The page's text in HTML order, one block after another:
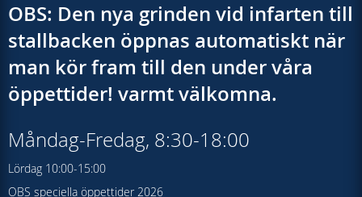
OBS: Den nya grinden vid infarten till
stallbacken öppnas automatiskt när
man kör fram till den under våra
öppettider! varmt välkomna.
Måndag-Fredag, 8:30-18:00
Lördag 10:00-15:00
OBS speciella öppettider 2026